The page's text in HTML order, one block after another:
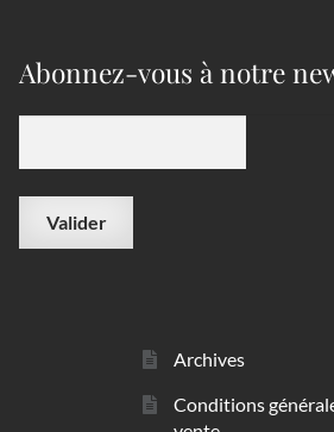
Abonnez-vous à notre
Archives
Conditions